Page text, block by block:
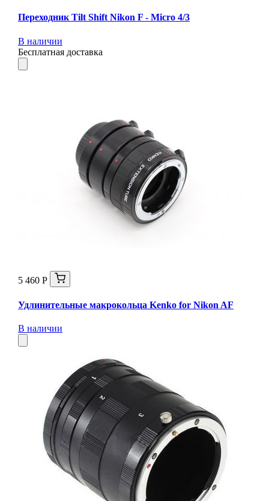
Переходник Tilt Shift Nikon F - Micro 4/3
В наличии
Бесплатная доставка
5 460 Р
Удлинительные макрокольца Kenko for Nikon AF
В наличии